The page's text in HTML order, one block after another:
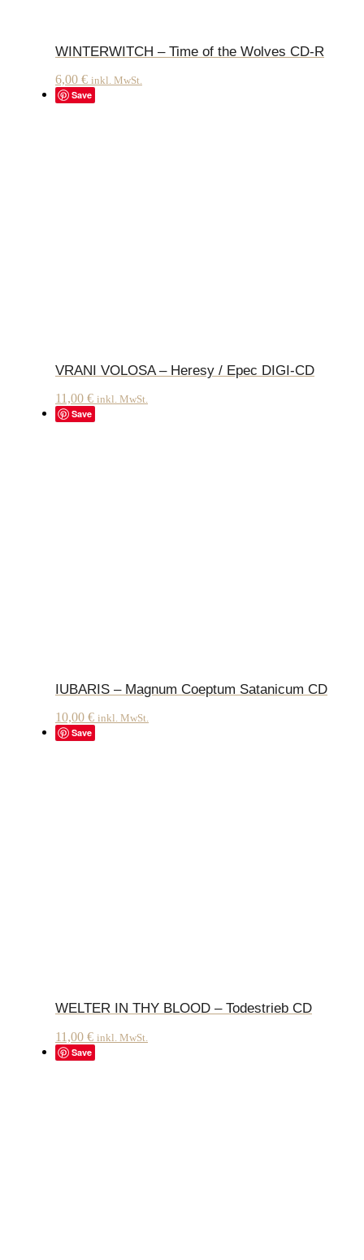
WINTERWITCH – Time of the Wolves CD-R
6,00 € inkl. MwSt.
Save
VRANI VOLOSA – Heresy / Epec DIGI-CD
11,00 € inkl. MwSt.
Save
IUBARIS – Magnum Coeptum Satanicum CD
10,00 € inkl. MwSt.
Save
WELTER IN THY BLOOD – Todestrieb CD
11,00 € inkl. MwSt.
Save